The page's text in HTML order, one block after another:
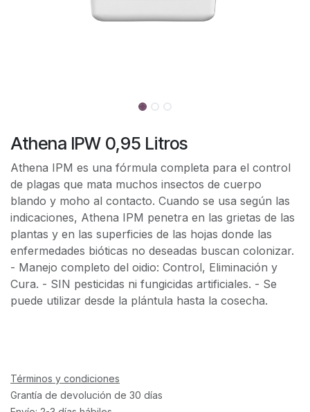
Athena IPW 0,95 Litros
Athena IPM es una fórmula completa para el control
de plagas que mata muchos insectos de cuerpo
blando y moho al contacto. Cuando se usa según las
indicaciones, Athena IPM penetra en las grietas de las
plantas y en las superficies de las hojas donde las
enfermedades bióticas no deseadas buscan colonizar.
- Manejo completo del oidio: Control, Eliminación y
Cura. - SIN pesticidas ni fungicidas artificiales. - Se
puede utilizar desde la plántula hasta la cosecha.
Términos y condiciones
Grantía de devolución de 30 días